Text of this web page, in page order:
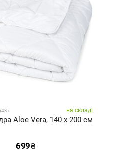
на складі
Aloe Vera, 140 x 200 см
699₴